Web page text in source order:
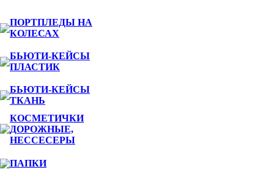
ПОРТПЛЕДЫ НА
КОЛЕСАХ
БЬЮТИ-КЕЙСЫ
ПЛАСТИК
БЬЮТИ-КЕЙСЫ
ТКАНЬ
КОСМЕТИЧКИ
ДОРОЖНЫЕ,
НЕССЕСЕРЫ
ПАПКИ